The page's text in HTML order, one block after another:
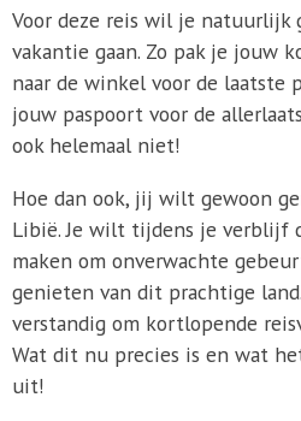
Voor deze reis wil je natuurlijk
vakantie gaan. Zo pak je jouw
naar de winkel voor de laatste
jouw paspoort voor de
ook helemaal niet!
Hoe dan ook, jij wilt gewoon
Libië. Je wilt tijdens je verblijf
maken om onverwachte
genieten van dit prachtige
verstandig om kortlopende
Wat dit nu precies is en wat
uit!